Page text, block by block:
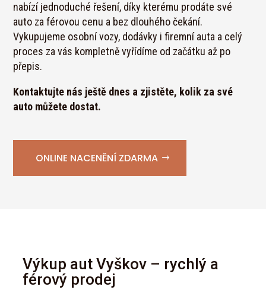
nabízí jednoduché řešení, díky kterému prodáte své
auto za férovou cenu a bez dlouhého čekání.
Vykupujeme osobní vozy, dodávky i firemní auta a celý
proces za vás kompletně vyřídíme od začátku až po
přepis.
Kontaktujte nás ještě dnes a zjistěte, kolik za své
auto můžete dostat.
ONLINE NACENĚNÍ ZDARMA
Výkup aut Vyškov – rychlý a
férový prodej